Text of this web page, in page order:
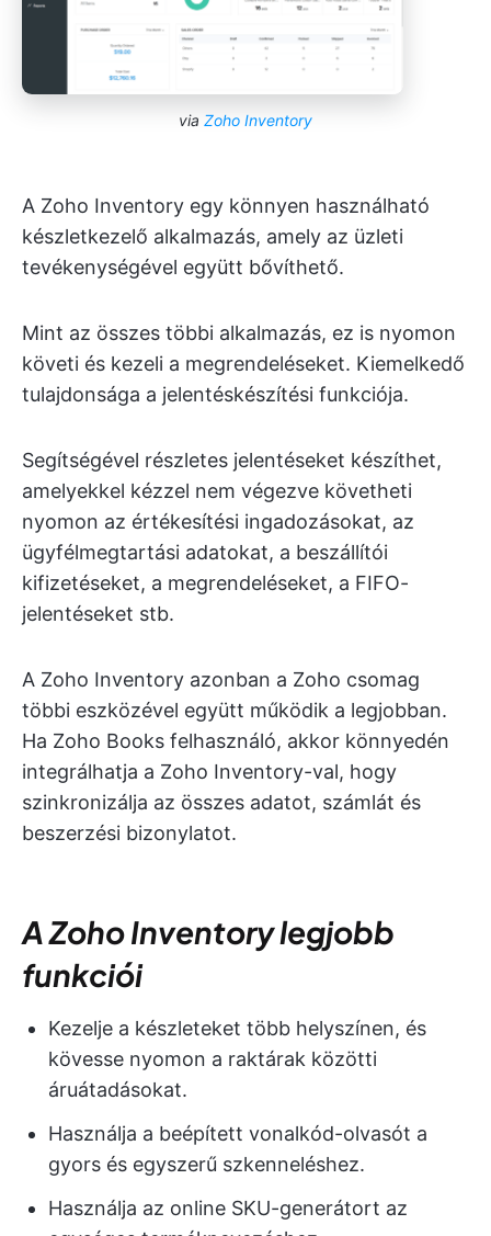
via Zoho Inventory
A Zoho Inventory egy könnyen használható
készletkezelő alkalmazás, amely az üzleti
tevékenységével együtt bővíthető.
Mint az összes többi alkalmazás, ez is nyomon
követi és kezeli a megrendeléseket. Kiemelkedő
tulajdonsága a jelentéskészítési funkciója.
Segítségével részletes jelentéseket készíthet,
amelyekkel kézzel nem végezve követheti
nyomon az értékesítési ingadozásokat, az
ügyfélmegtartási adatokat, a beszállítói
kifizetéseket, a megrendeléseket, a FIFO-
jelentéseket stb.
A Zoho Inventory azonban a Zoho csomag
többi eszközével együtt működik a legjobban.
Ha Zoho Books felhasználó, akkor könnyedén
integrálhatja a Zoho Inventory-val, hogy
szinkronizálja az összes adatot, számlát és
beszerzési bizonylatot.
A Zoho Inventory legjobb
funkciói
Kezelje a készleteket több helyszínen, és
kövesse nyomon a raktárak közötti
áruátadásokat.
Használja a beépített vonalkód-olvasót a
gyors és egyszerű szkenneléshez.
Használja az online SKU-generátort az